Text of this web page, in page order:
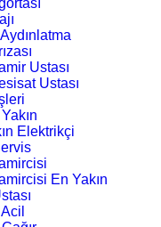
Ustası
Ustası
Elektrikçi
En Yakın